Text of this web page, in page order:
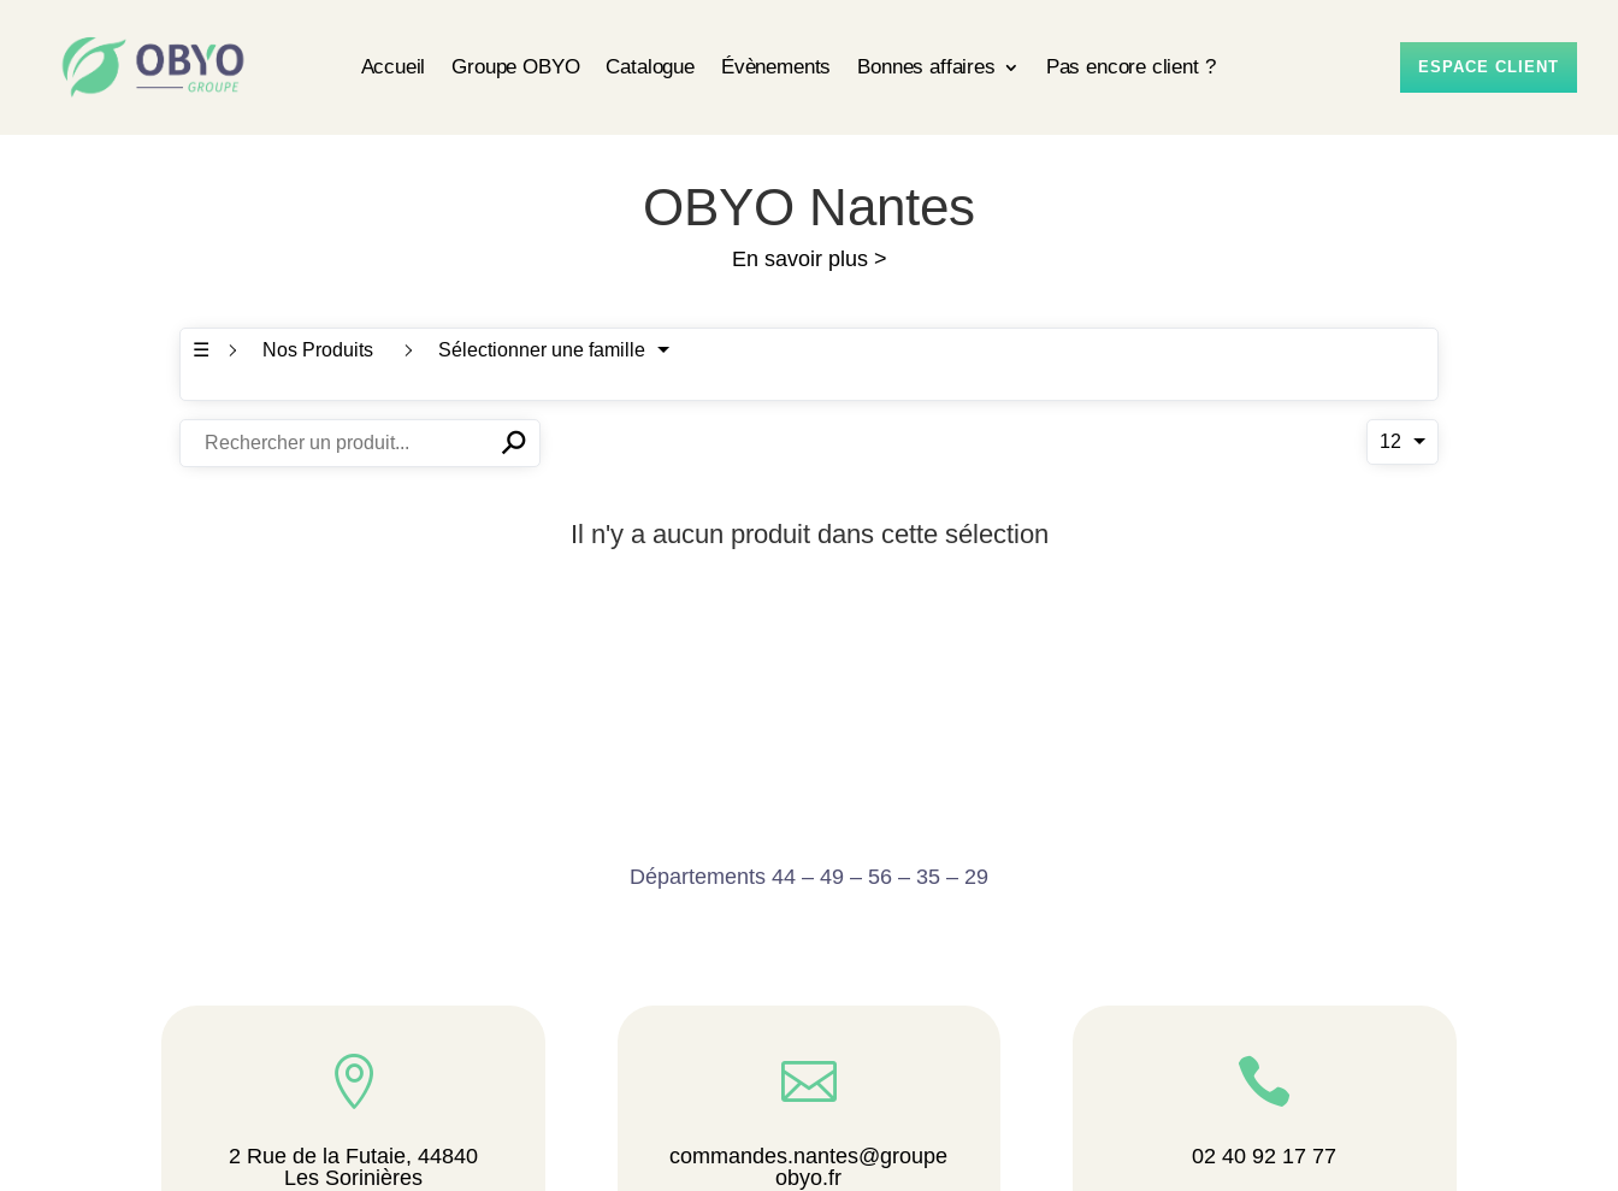
Accueil Groupe OBYO Catalogue Évènements Bonnes affaires Pas encore client ? ESPACE CLIENT
OBYO Nantes
En savoir plus >
☰ Nos Produits Sélectionner une famille
✕⚲ 12
Il n'y a aucun produit dans cette sélection
Départements 44 – 49 – 56 – 35 – 29

2 Rue de la Futaie, 44840
Les Sorinières

commandes.nantes@groupe
obyo.fr

02 40 92 17 77